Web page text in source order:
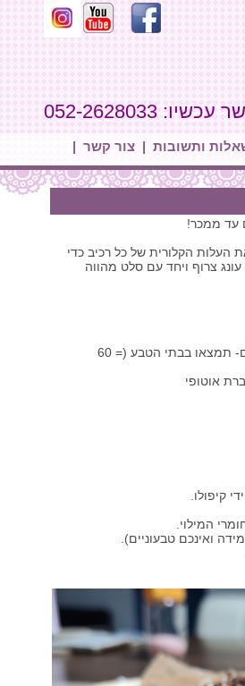
052-2628033
ותשובות | צור קשר |
עד ממכר!
העלות הקלורית של כל רכיב כדי
ועם זאת מאד משביע: בסה"כ כ 150 קלוריות של עונג צרוף ויחד עם סלט מהווה
2 כפות גבינ"צ טבעונית- אני משתמשת ואוהבת את הפרמזן של פומאז' שעשויה רק משקדים- תמצאו בבתי הטבע (= 60